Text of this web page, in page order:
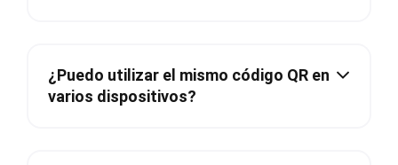
¿Puedo utilizar el mismo código QR en
varios dispositivos?